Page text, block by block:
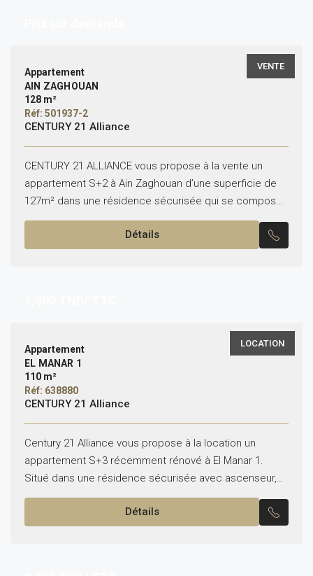
VENTE
Appartement
AIN ZAGHOUAN
128 m²
Réf: 501937-2
CENTURY 21 Alliance
CENTURY 21 ALLIANCE vous propose à la vente un
appartement S+2 à Ain Zaghouan d’une superficie de
127m² dans une résidence sécurisée qui se compose
comme suit : ***Partie jour : -Hall...
Détails
LOCATION
Appartement
EL MANAR 1
110 m²
Réf: 638880
CENTURY 21 Alliance
Century 21 Alliance vous propose à la location un
appartement S+3 récemment rénové à El Manar 1.
Situé dans une résidence sécurisée avec ascenseur,
cet appartement se compose de : Salon lumineux...
Détails